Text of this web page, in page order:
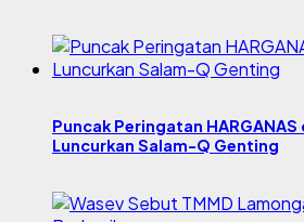
Puncak Peringatan HARGANAS
Luncurkan Salam-Q Genting